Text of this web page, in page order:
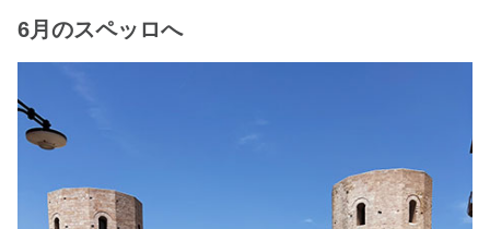
6月のスペッロへ